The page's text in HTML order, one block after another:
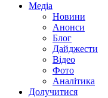
Медіа
Новини
Анонси
Блог
Дайджести
Відео
Фото
Аналітика
Долучитися